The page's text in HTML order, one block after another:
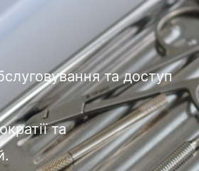
та доступ
та